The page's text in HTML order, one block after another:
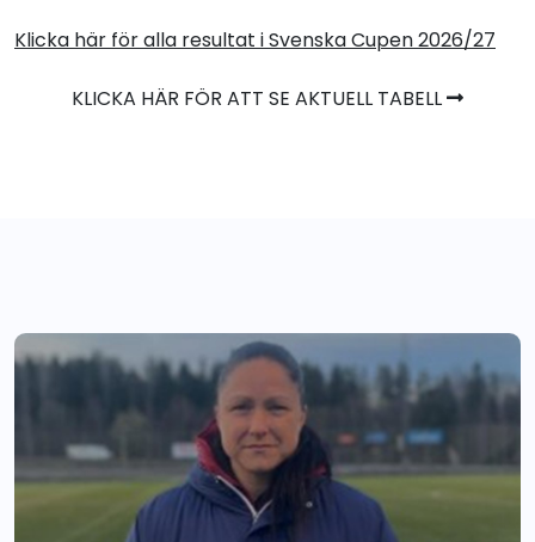
Klicka här för alla resultat i Svenska Cupen 2026/27
KLICKA HÄR FÖR ATT SE AKTUELL TABELL